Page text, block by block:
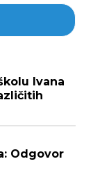
Ivana
Odgovor